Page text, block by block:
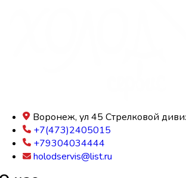
Воронеж, ул 45 Стрелковой
+7(473)2405015
+79304034444
holodservis@list.ru